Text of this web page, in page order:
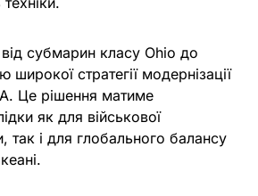
субмарин класу Ohio до
стратегії модернізації
Це рішення матиме
як для військової
так і для глобального балансу